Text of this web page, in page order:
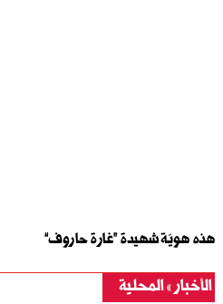
هذه هويّة شهيدة “غارة حاروف”
الأخبار المحلية